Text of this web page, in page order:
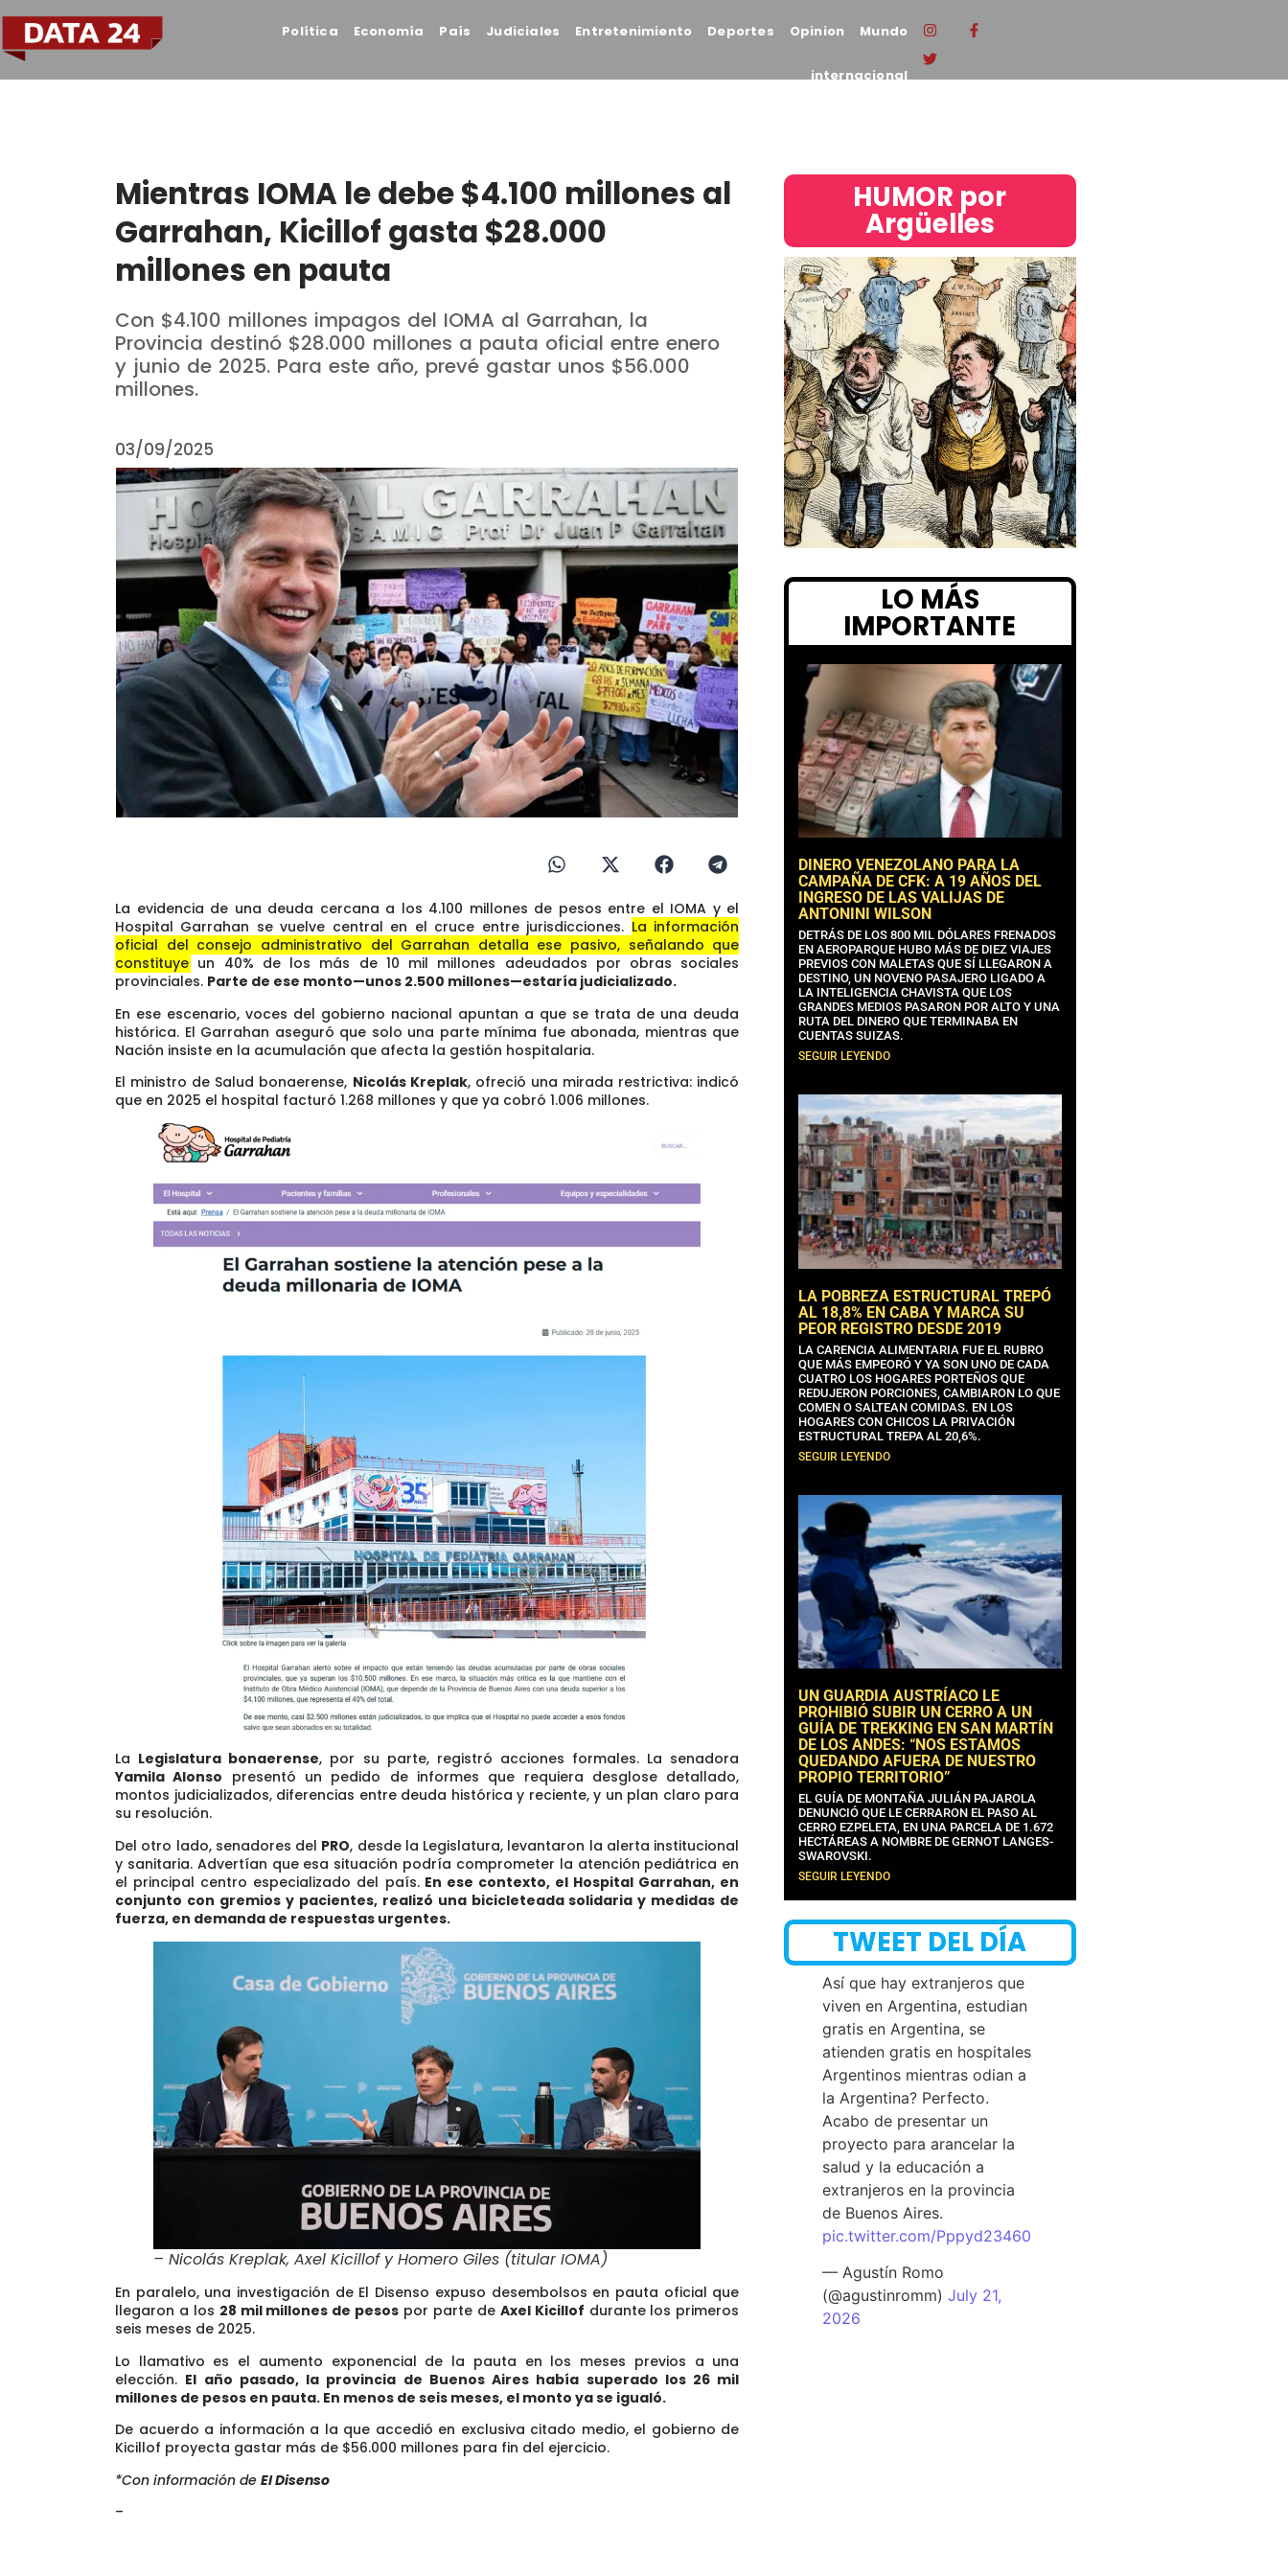
Política Economía País Judiciales Entretenimiento Deportes Opinion Mundo
internacional
Mientras IOMA le debe $4.100 millones al
Garrahan, Kicillof gasta $28.000
millones en pauta
Con $4.100 millones impagos del IOMA al Garrahan, la
Provincia destinó $28.000 millones a pauta oficial entre enero
y junio de 2025. Para este año, prevé gastar unos $56.000
millones.
03/09/2025
La evidencia de una deuda cercana a los 4.100 millones de pesos entre el IOMA y el
Hospital Garrahan se vuelve central en el cruce entre jurisdicciones. La información
oficial del consejo administrativo del Garrahan detalla ese pasivo, señalando que
constituye un 40% de los más de 10 mil millones adeudados por obras sociales
provinciales. Parte de ese monto—unos 2.500 millones—estaría judicializado.
En ese escenario, voces del gobierno nacional apuntan a que se trata de una deuda
histórica. El Garrahan aseguró que solo una parte mínima fue abonada, mientras que
Nación insiste en la acumulación que afecta la gestión hospitalaria.
El ministro de Salud bonaerense, Nicolás Kreplak, ofreció una mirada restrictiva: indicó
que en 2025 el hospital facturó 1.268 millones y que ya cobró 1.006 millones.
La Legislatura bonaerense, por su parte, registró acciones formales. La senadora
Yamila Alonso presentó un pedido de informes que requiera desglose detallado,
montos judicializados, diferencias entre deuda histórica y reciente, y un plan claro para
su resolución.
Del otro lado, senadores del PRO, desde la Legislatura, levantaron la alerta institucional
y sanitaria. Advertían que esa situación podría comprometer la atención pediátrica en
el principal centro especializado del país.En ese contexto, el Hospital Garrahan, en
conjunto con gremios y pacientes, realizó una bicicleteada solidaria y medidas de
fuerza, en demanda de respuestas urgentes.
– Nicolás Kreplak, Axel Kicillof y Homero Giles (titular IOMA)
En paralelo, una investigación de El Disenso expuso desembolsos en pauta oficial que
llegaron a los 28 mil millones de pesos por parte de Axel Kicillof durante los primeros
seis meses de 2025.
Lo llamativo es el aumento exponencial de la pauta en los meses previos a una
elección. El año pasado, la provincia de Buenos Aires había superado los 26 mil
millones de pesos en pauta. En menos de seis meses, el monto ya se igualó.
De acuerdo a información a la que accedió en exclusiva citado medio, el gobierno de
Kicillof proyecta gastar más de $56.000 millones para fin del ejercicio.
*Con información de El Disenso
–
HUMOR por
Argüelles​
LO MÁS
IMPORTANTE
DINERO VENEZOLANO PARA LA
CAMPAÑA DE CFK: A 19 AÑOS DEL
INGRESO DE LAS VALIJAS DE
ANTONINI WILSON
DETRÁS DE LOS 800 MIL DÓLARES FRENADOS
EN AEROPARQUE HUBO MÁS DE DIEZ VIAJES
PREVIOS CON MALETAS QUE SÍ LLEGARON A
DESTINO, UN NOVENO PASAJERO LIGADO A
LA INTELIGENCIA CHAVISTA QUE LOS
GRANDES MEDIOS PASARON POR ALTO Y UNA
RUTA DEL DINERO QUE TERMINABA EN
CUENTAS SUIZAS.
SEGUIR LEYENDO
LA POBREZA ESTRUCTURAL TREPÓ
AL 18,8% EN CABA Y MARCA SU
PEOR REGISTRO DESDE 2019
LA CARENCIA ALIMENTARIA FUE EL RUBRO
QUE MÁS EMPEORÓ Y YA SON UNO DE CADA
CUATRO LOS HOGARES PORTEÑOS QUE
REDUJERON PORCIONES, CAMBIARON LO QUE
COMEN O SALTEAN COMIDAS. EN LOS
HOGARES CON CHICOS LA PRIVACIÓN
ESTRUCTURAL TREPA AL 20,6%.
SEGUIR LEYENDO
UN GUARDIA AUSTRÍACO LE
PROHIBIÓ SUBIR UN CERRO A UN
GUÍA DE TREKKING EN SAN MARTÍN
DE LOS ANDES: “NOS ESTAMOS
QUEDANDO AFUERA DE NUESTRO
PROPIO TERRITORIO”
EL GUÍA DE MONTAÑA JULIÁN PAJAROLA
DENUNCIÓ QUE LE CERRARON EL PASO AL
CERRO EZPELETA, EN UNA PARCELA DE 1.672
HECTÁREAS A NOMBRE DE GERNOT LANGES-
SWAROVSKI.
SEGUIR LEYENDO
TWEET DEL DÍA
Así que hay extranjeros que
viven en Argentina, estudian
gratis en Argentina, se
atienden gratis en hospitales
Argentinos mientras odian a
la Argentina? Perfecto.
Acabo de presentar un
proyecto para arancelar la
salud y la educación a
extranjeros en la provincia
de Buenos Aires.
pic.twitter.com/Pppyd23460
— Agustín Romo
(@agustinromm)July 21,
2026